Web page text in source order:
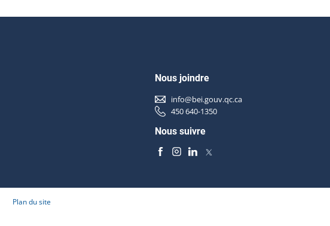
Nous joindre
info@bei.gouv.qc.ca
450 640-1350
Nous suivre
Plan du site